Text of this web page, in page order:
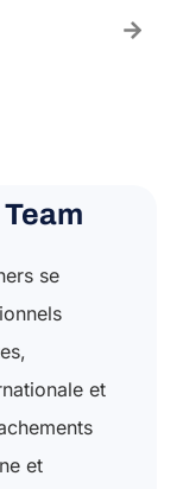
se
et
et